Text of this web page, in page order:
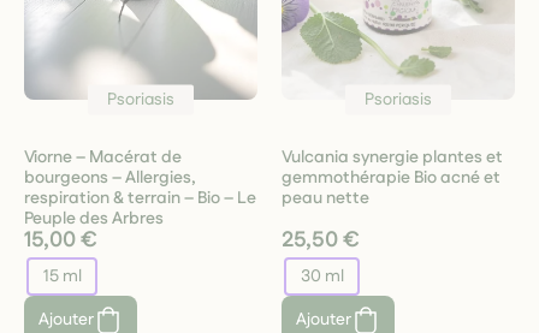
Psoriasis
Viorne – Macérat de
bourgeons – Allergies,
respiration & terrain – Bio – Le
Peuple des Arbres
15,00 €
15 ml
Ajouter
Psoriasis
Vulcania synergie plantes et
gemmothérapie Bio acné et
peau nette
25,50 €
30 ml
Ajouter